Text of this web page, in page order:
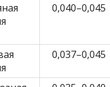
0,040–0,045
0,037–0,045